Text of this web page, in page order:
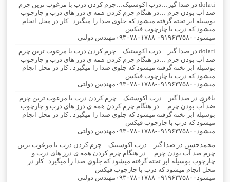
dolati در صدا گیر…درب اکوستیک…چرم کردن درب با مرغوب ترین چرم
ضد آب بودن چرم …در هنگام چرم کردن همه ی درز های درب و چارچوب
بوسیله ابر تخته گرفته میشود که جلوی صدا را میگیرد . کار در محل انجام
میشود که درب با چارچوب فیکس
میشود۰۹۱۹۶۳۷۵۸۰۰-۰۹۳۰۷۸۰۱۷۸۸مهندس دولتی
dolati در صدا گیر…درب اکوستیک…چرم کردن درب با مرغوب ترین چرم
ضد آب بودن چرم …در هنگام چرم کردن همه ی درز های درب و چارچوب
بوسیله ابر تخته گرفته میشود که جلوی صدا را میگیرد . کار در محل انجام
میشود که درب با چارچوب فیکس
میشود۰۹۱۹۶۳۷۵۸۰۰-۰۹۳۰۷۸۰۱۷۸۸مهندس دولتی
باقری در صدا گیر…درب اکوستیک…چرم کردن درب با مرغوب ترین چرم
ضد آب بودن چرم …در هنگام چرم کردن همه ی درز های درب و چارچوب
بوسیله ابر تخته گرفته میشود که جلوی صدا را میگیرد . کار در محل انجام
میشود که درب با چارچوب فیکس
میشود۰۹۱۹۶۳۷۵۸۰۰-۰۹۳۰۷۸۰۱۷۸۸مهندس دولتی
محمدحسن در صدا گیر…درب اکوستیک…چرم کردن درب با مرغوب ترین
چرم ضد آب بودن چرم …در هنگام چرم کردن همه ی درز های درب و
چارچوب بوسیله ابر تخته گرفته میشود که جلوی صدا را میگیرد . کار در
محل انجام میشود که درب با چارچوب فیکس
میشود۰۹۱۹۶۳۷۵۸۰۰-۰۹۳۰۷۸۰۱۷۸۸مهندس دولتی